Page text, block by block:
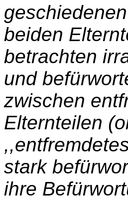
beiden
betrachten
und
zwischen
Elternteilen
stark
ihre